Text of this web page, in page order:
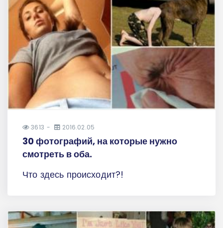
3613 2016.02.05
30 фотографий, на которые нужно
смотреть в оба.
Что здесь происходит?!